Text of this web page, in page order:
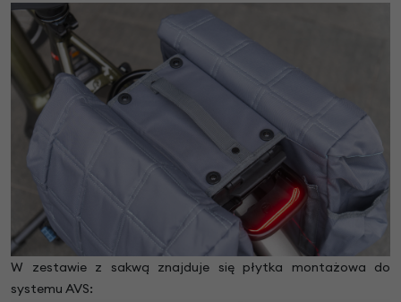
W zestawie z sakwą znajduje się płytka montażowa do
systemu AVS: